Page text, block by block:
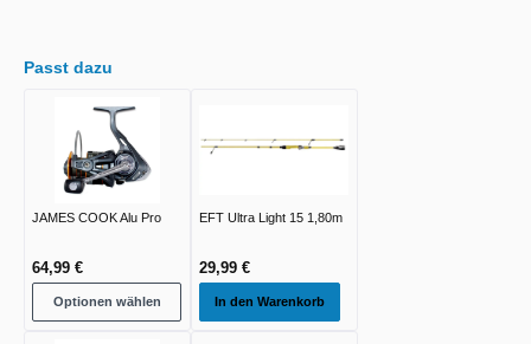
Passt dazu
JAMES COOK Alu Pro
64,99 €
Optionen wählen
EFT Ultra Light 15 1,80m
29,99 €
In den Warenkorb